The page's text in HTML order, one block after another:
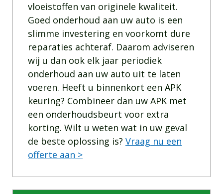
vloeistoffen van originele kwaliteit.
Goed onderhoud aan uw auto is een
slimme investering en voorkomt dure
reparaties achteraf. Daarom adviseren
wij u dan ook elk jaar periodiek
onderhoud aan uw auto uit te laten
voeren. Heeft u binnenkort een APK
keuring? Combineer dan uw APK met
een onderhoudsbeurt voor extra
korting. Wilt u weten wat in uw geval
de beste oplossing is? Vraag nu een
offerte aan >